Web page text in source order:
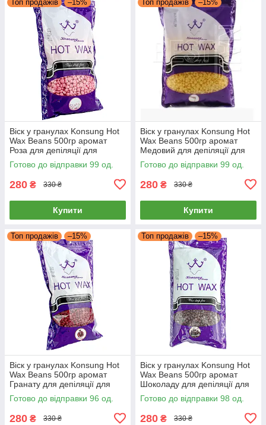
Топ продажів –15%
Віск у гранулах Konsung Hot
Wax Beans 500гр аромат
Роза для депіляції для
воскоплаву плівковий віск
гранули
Готово до відправки 99 од.
280 ₴ 330 ₴
Купити
Топ продажів –15%
Віск у гранулах Konsung Hot
Wax Beans 500гр аромат
Медовий для депіляції для
воскоплаву плівковий віск
гранули
Готово до відправки 99 од.
280 ₴ 330 ₴
Купити
Топ продажів –15%
Віск у гранулах Konsung Hot
Wax Beans 500гр аромат
Гранату для депіляції для
воскоплаву плівковий віск
гранули
Готово до відправки 96 од.
280 ₴ 330 ₴
Топ продажів –15%
Віск у гранулах Konsung Hot
Wax Beans 500гр аромат
Шоколаду для депіляції для
воскоплаву плівковий віск
гранули
Готово до відправки 98 од.
280 ₴ 330 ₴